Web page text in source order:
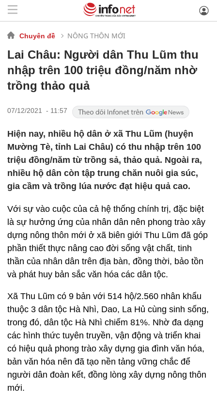
Chuyên đề NÔNG THÔN MỚI
Lai Châu: Người dân Thu Lũm thu
nhập trên 100 triệu đồng/năm nhờ
trồng thảo quả
07/12/2021 - 11:57
Hiện nay, nhiều hộ dân ở xã Thu Lũm (huyện
Mường Tè, tỉnh Lai Châu) có thu nhập trên 100
triệu đồng/năm từ trồng sả, thảo quả. Ngoài ra,
nhiều hộ dân còn tập trung chăn nuôi gia súc,
gia cầm và trồng lúa nước đạt hiệu quả cao.
Với sự vào cuộc của cả hệ thống chính trị, đặc biệt
là sự hưởng ứng của nhân dân nên phong trào xây
dựng nông thôn mới ở xã biên giới Thu Lũm đã góp
phần thiết thực nâng cao đời sống vật chất, tinh
thần của nhân dân trên địa bàn, đồng thời, bảo tồn
và phát huy bản sắc văn hóa các dân tộc.
Xã Thu Lũm có 9 bản với 514 hộ/2.560 nhân khẩu
thuộc 3 dân tộc Hà Nhì, Dao, La Hủ cùng sinh sống,
trong đó, dân tộc Hà Nhì chiếm 81%. Nhờ đa dạng
các hình thức tuyên truyền, vận động và triển khai
có hiệu quả phong trào xây dựng gia đình văn hóa,
bản văn hóa nên đã tạo nền tảng vững chắc để
người dân đoàn kết, đồng lòng xây dựng nông thôn
mới.